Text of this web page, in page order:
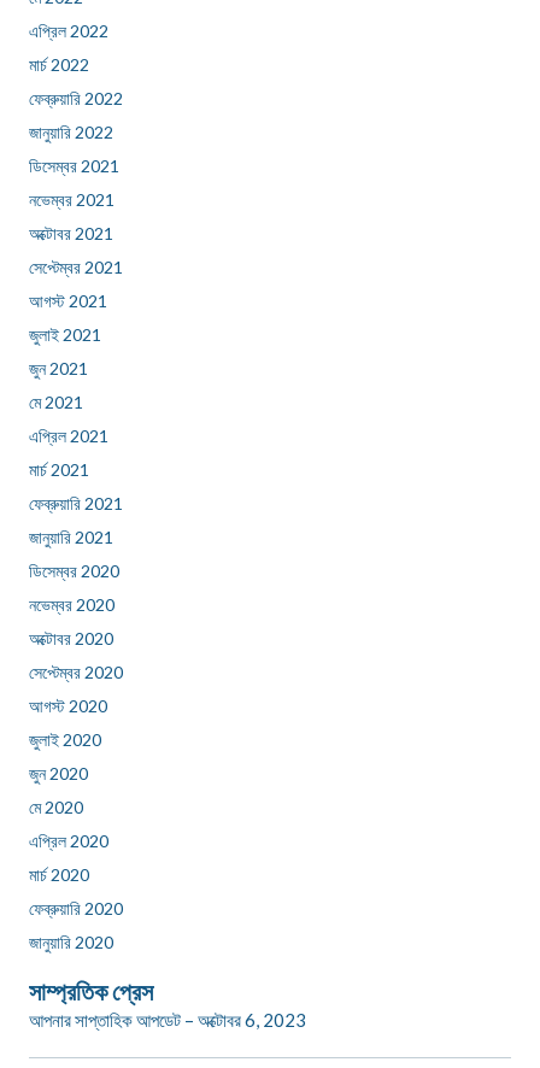
এপ্রিল 2022
মার্চ 2022
ফেব্রুয়ারি 2022
জানুয়ারি 2022
ডিসেম্বর 2021
নভেম্বর 2021
অক্টোবর 2021
সেপ্টেম্বর 2021
আগস্ট 2021
জুলাই 2021
জুন 2021
মে 2021
এপ্রিল 2021
মার্চ 2021
ফেব্রুয়ারি 2021
জানুয়ারি 2021
ডিসেম্বর 2020
নভেম্বর 2020
অক্টোবর 2020
সেপ্টেম্বর 2020
আগস্ট 2020
জুলাই 2020
জুন 2020
মে 2020
এপ্রিল 2020
মার্চ 2020
ফেব্রুয়ারি 2020
জানুয়ারি 2020
সাম্প্রতিক প্রেস
আপনার সাপ্তাহিক আপডেট – অক্টোবর 6, 2023